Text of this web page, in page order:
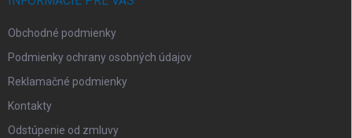
Obchodné podmienky
Podmienky ochrany osobných údajov
Reklamačné podmienky
Kontakty
Odstúpenie od zmluvy